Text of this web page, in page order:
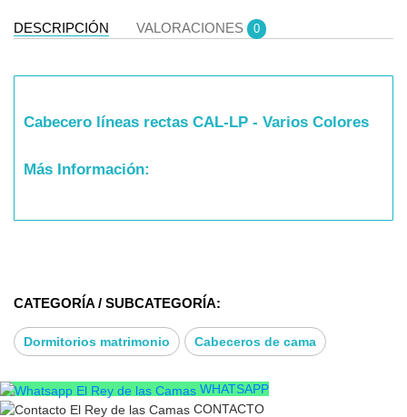
DESCRIPCIÓN VALORACIONES 0
Cabecero líneas rectas CAL-LP - Varios Colores
Más Información:
Grosor 9cm, Alto 120cm
9cm, Alto 120cm
CATEGORÍA / SUBCATEGORÍA:
Dormitorios matrimonio Cabeceros de cama
WHATSAPP
CONTACTO